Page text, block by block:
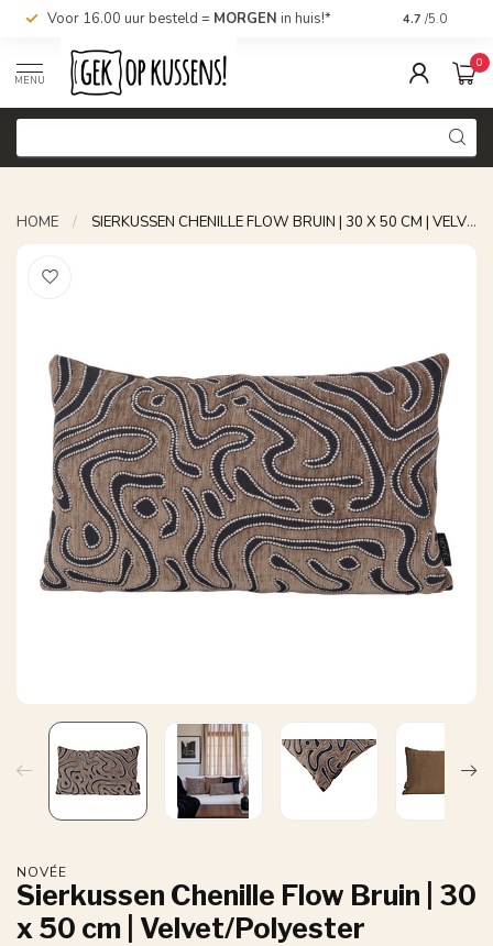
Voor 16.00 uur besteld = MORGEN in huis!* Nu bestellen,
4.7 /5.0
MENU
0
HOME / SIERKUSSEN CHENILLE FLOW BRUIN | 30 X 50 CM | VELVET/POLYESTER
NOVÉE
Sierkussen Chenille Flow Bruin | 30
x 50 cm | Velvet/Polyester